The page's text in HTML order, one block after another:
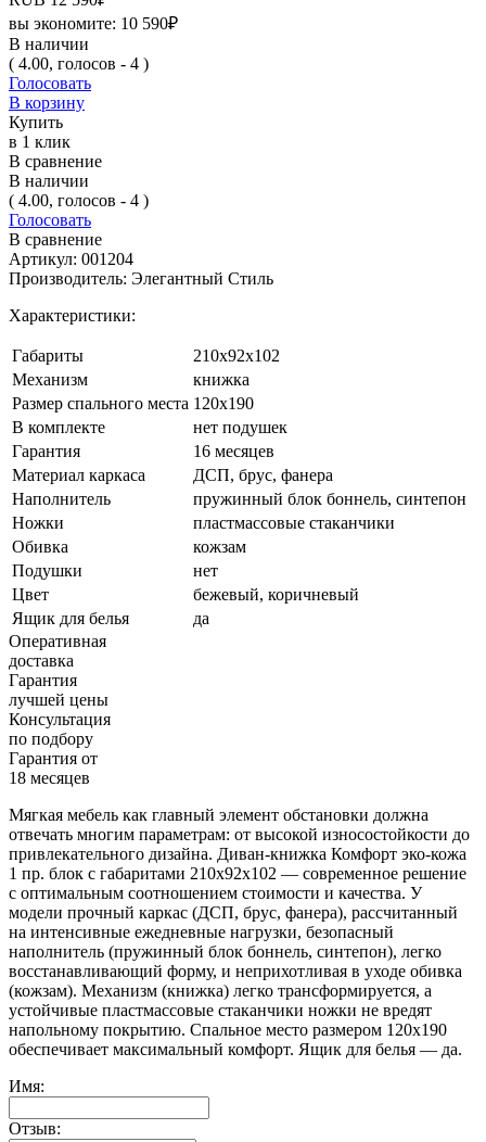
вы экономите: 10 590₽
В наличии
( 4.00, голосов - 4 )
Голосовать
В корзину
Купить
в 1 клик
В сравнение
В наличии
( 4.00, голосов - 4 )
Голосовать
В сравнение
Артикул: 001204
Производитель: Элегантный Стиль
Характеристики:
Габариты
210х92х102
Механизм
книжка
Размер спального места 120х190
В комплекте
нет подушек
Гарантия
16 месяцев
Материал каркаса
ДСП, брус, фанера
Наполнитель
пружинный блок боннель, синтепон
Ножки
пластмассовые стаканчики
Обивка
кожзам
Подушки
нет
Цвет
бежевый, коричневый
Ящик для белья
да
Оперативная
доставка
Гарантия
лучшей цены
Консультация
по подбору
Гарантия от
18 месяцев
Мягкая мебель как главный элемент обстановки должна
отвечать многим параметрам: от высокой износостойкости до
привлекательного дизайна. Диван-книжка Комфорт эко-кожа
1 пр. блок с габаритами 210х92х102 — современное решение
с оптимальным соотношением стоимости и качества. У
модели прочный каркас (ДСП, брус, фанера), рассчитанный
на интенсивные ежедневные нагрузки, безопасный
наполнитель (пружинный блок боннель, синтепон), легко
восстанавливающий форму, и неприхотливая в уходе обивка
(кожзам). Механизм (книжка) легко трансформируется, а
устойчивые пластмассовые стаканчики ножки не вредят
напольному покрытию. Спальное место размером 120х190
обеспечивает максимальный комфорт. Ящик для белья — да.
Имя:
Отзыв: